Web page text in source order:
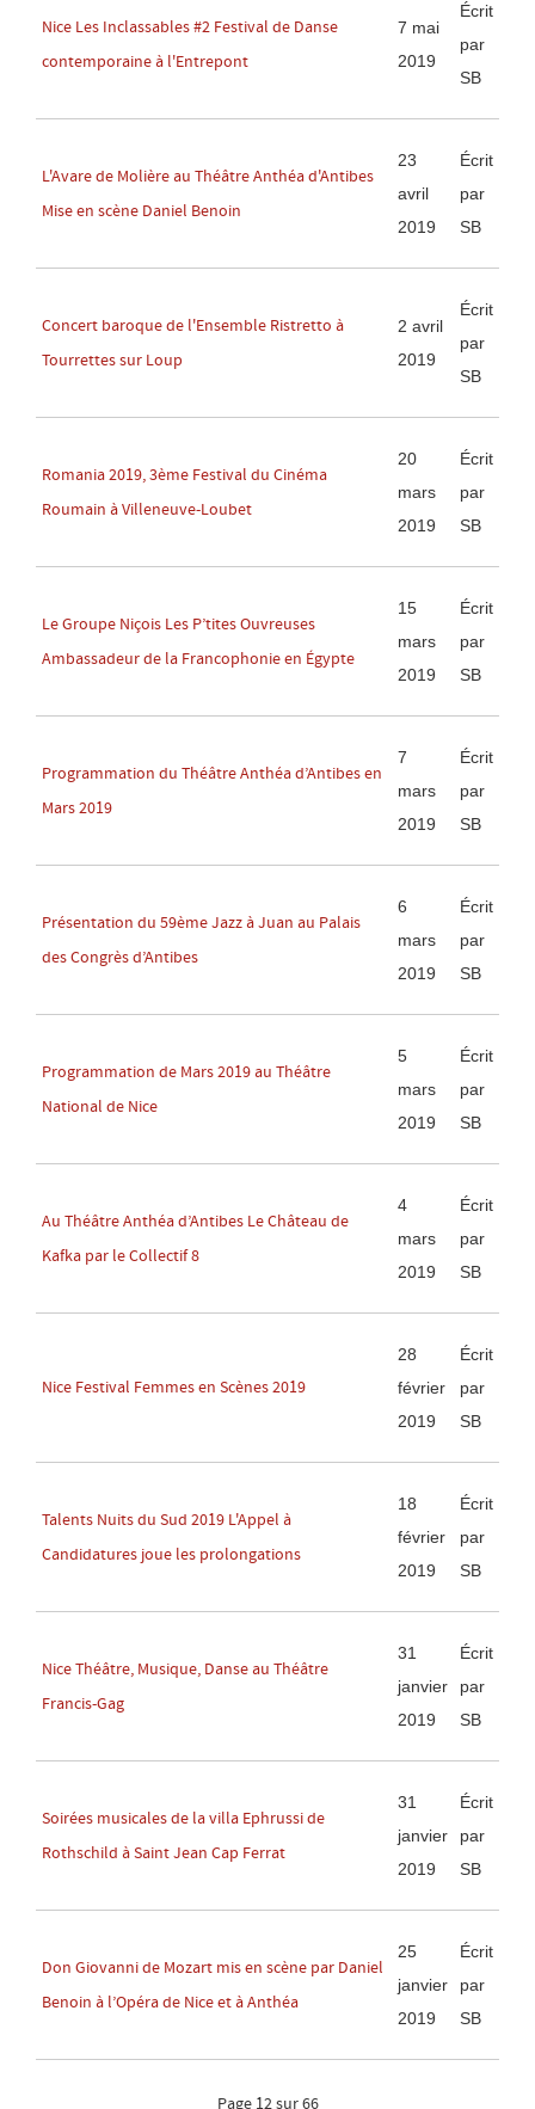
Nice Les Inclassables #2 Festival de Danse
contemporaine à l'Entrepont
7 mai
2019
Écrit
par
SB
L'Avare de Molière au Théâtre Anthéa d'Antibes
Mise en scène Daniel Benoin
23
avril
2019
Écrit
par
SB
Concert baroque de l'Ensemble Ristretto à
Tourrettes sur Loup
2 avril
2019
Écrit
par
SB
Romania 2019, 3ème Festival du Cinéma
Roumain à Villeneuve-Loubet
20
mars
2019
Écrit
par
SB
Le Groupe Niçois Les P’tites Ouvreuses
Ambassadeur de la Francophonie en Égypte
15
mars
2019
Écrit
par
SB
Programmation du Théâtre Anthéa d’Antibes en
Mars 2019
7
mars
2019
Écrit
par
SB
Présentation du 59ème Jazz à Juan au Palais
des Congrès d’Antibes
6
mars
2019
Écrit
par
SB
Programmation de Mars 2019 au Théâtre
National de Nice
5
mars
2019
Écrit
par
SB
Au Théâtre Anthéa d’Antibes Le Château de
Kafka par le Collectif 8
4
mars
2019
Écrit
par
SB
Nice Festival Femmes en Scènes 2019
28
février
2019
Écrit
par
SB
Talents Nuits du Sud 2019 L'Appel à
Candidatures joue les prolongations
18
février
2019
Écrit
par
SB
Nice Théâtre, Musique, Danse au Théâtre
Francis-Gag
31
janvier
2019
Écrit
par
SB
Soirées musicales de la villa Ephrussi de
Rothschild à Saint Jean Cap Ferrat
31
janvier
2019
Écrit
par
SB
Don Giovanni de Mozart mis en scène par Daniel
Benoin à l’Opéra de Nice et à Anthéa
25
janvier
2019
Écrit
par
SB
Page 12 sur 66